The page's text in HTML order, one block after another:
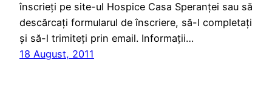
înscrieți pe site-ul Hospice Casa Speranței sau să
descărcați formularul de înscriere, să-l completați
și să-l trimiteți prin email. Informații…
18 August, 2011